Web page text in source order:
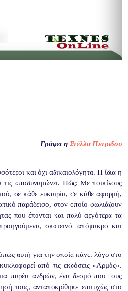
Γράφει η Στέλλα Πετρίδου
και όχι αδικαιολόγητα. Η ίδια η
τις αποδυναμώνει. Πώς; Με ποικίλους
σε κάθε ευκαιρία, σε κάθε αφορμή,
παράδεισο, στον οποίο φωλιάζουν
που έπονται και πολύ αργότερα τα
σκοτεινό, απόμακρο και
αυτή για την οποία κάνει λόγο στο
από τις εκδόσεις «Αρμός».
παρέα ανδρών, ένα δεσμό που τους
τους, ανταποκρίθηκε επιτυχώς στο